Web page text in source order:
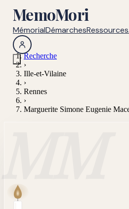
MemoMori
MémorialDémarchesRessources
Recherche
›
Ille-et-Vilaine
›
Rennes
›
Marguerite Simone Eugenie